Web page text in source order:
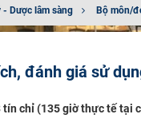
- Dược lâm sàng Bộ môn/
đánh giá sử
chỉ (135 giờ thực tế tại